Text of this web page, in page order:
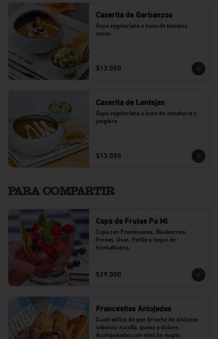
Caserita de Garbanzos
Sopa vegetariana a base de tomates
secos.
$13.000
Caserita de Lentejas
Sopa vegetariana a base de zanahoria y
jengibre.
$13.000
PARA COMPARTIR
Copa de Frutas Pa Mí
Copa con Frambuesas, Blueberries,
Fresas, Uvas, Patilla y toque de
hierbabuena.
$29.000
Francesitas Antojadas
Cuadraditos de pan brioche de distintos
sabores: nutella, queso y dulces.
Acompañadas con miel de maple.